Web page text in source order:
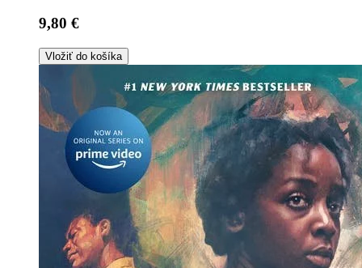
9,80 €
Vložiť do košíka